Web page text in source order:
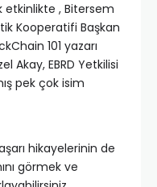
etkinlikte , Bitersem
Kooperatifi Başkan
101 yazarı
Akay, EBRD Yetkilisi
pek çok isim
hikayelerinin de
görmek ve